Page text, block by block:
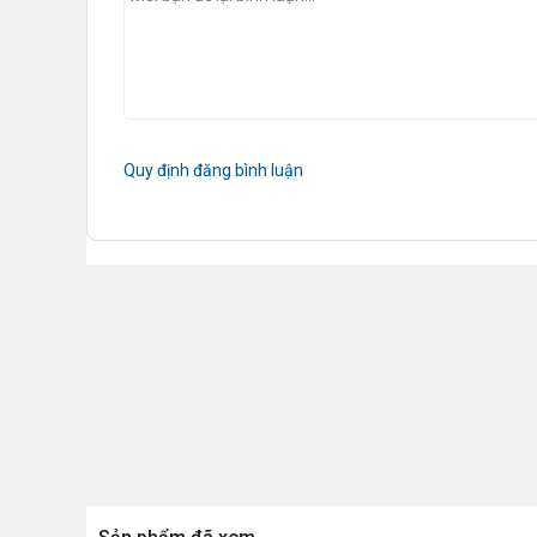
Quy định đăng bình luận